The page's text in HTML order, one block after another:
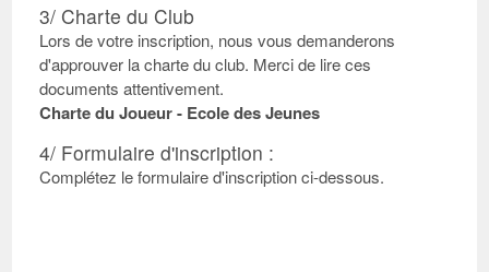
3/ Charte du Club
Lors de votre inscription, nous vous demanderons
d'approuver la charte du club. Merci de lire ces
documents attentivement.
Charte du Joueur - Ecole des Jeunes
4/ Formulaire d'inscription :
Complétez le formulaire d'inscription ci-dessous.